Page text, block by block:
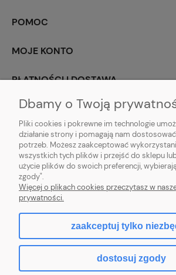
POMOC
MOJE KONTO
PŁATNOŚCI I DOSTAWA
INFORMACJE
O NAS
Sklep rolno-ogrodniczy - DAM-SAD | Nowy
Jasieniec woj. mazowieckiew | Email:
Sklep internetowy
Dbamy o Twoją
Pliki cookies i pokrewne im technologie
działanie strony i pomagają nam
potrzeb. Możesz zaakceptować
wszystkich tych plików i przejść do sklepu
użycie plików do swoich preferencji,
zgody".
Więcej o plikach cookies przeczytasz w
prywatności.
zaakceptuj tylko
dostosuj zgody